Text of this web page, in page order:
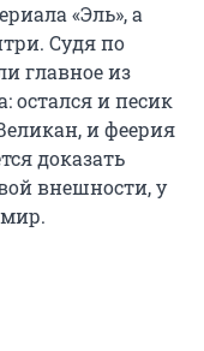
«Эль», а
Судя по
главное из
и песик
и феерия
доказать
внешности, у